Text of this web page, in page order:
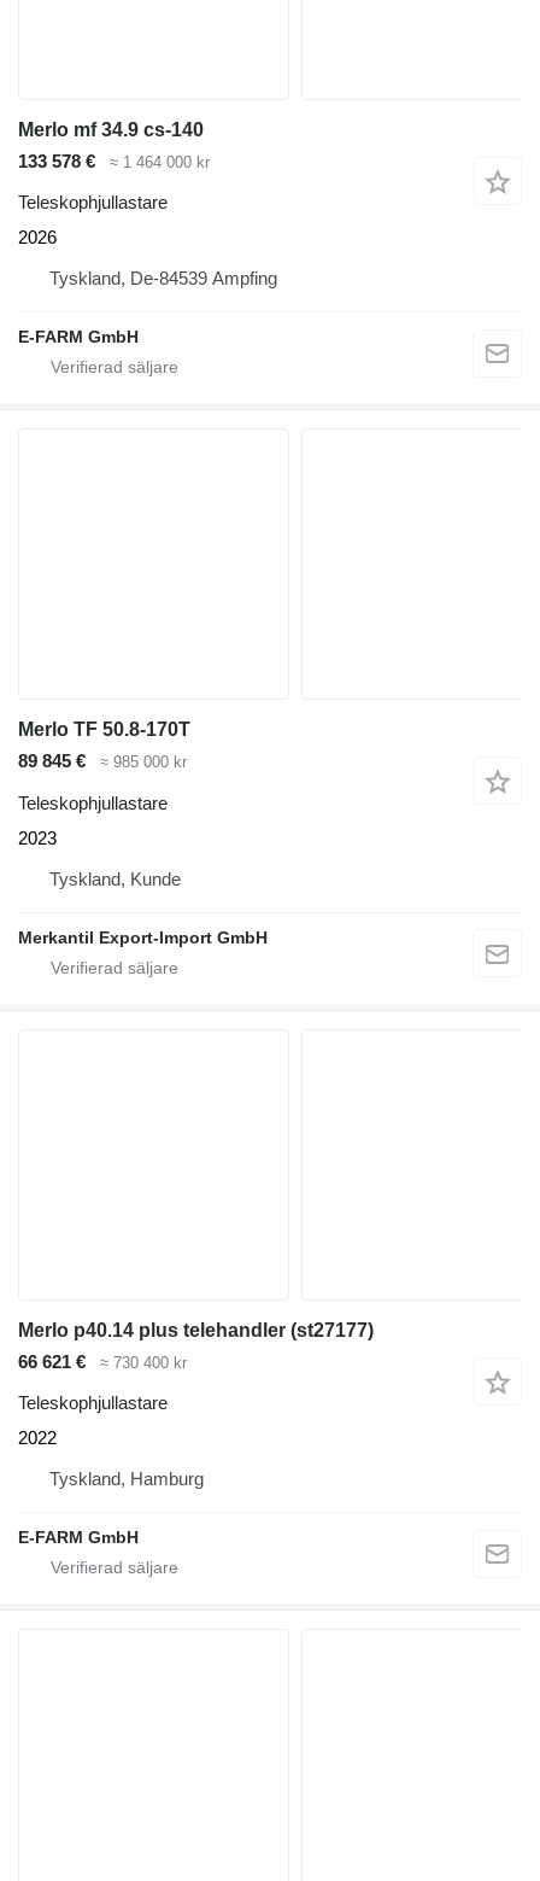
Merlo mf 34.9 cs-140
133 578 €
≈ 1 464 000 kr
Teleskophjullastare
2026
Tyskland, De-84539 Ampfing
E-FARM GmbH
Merlo TF 50.8-170T
89 845 €
≈ 985 000 kr
Teleskophjullastare
2023
Tyskland, Kunde
Merkantil Export-Import GmbH
Merlo p40.14 plus telehandler (st27177)
66 621 €
≈ 730 400 kr
Teleskophjullastare
2022
Tyskland, Hamburg
E-FARM GmbH